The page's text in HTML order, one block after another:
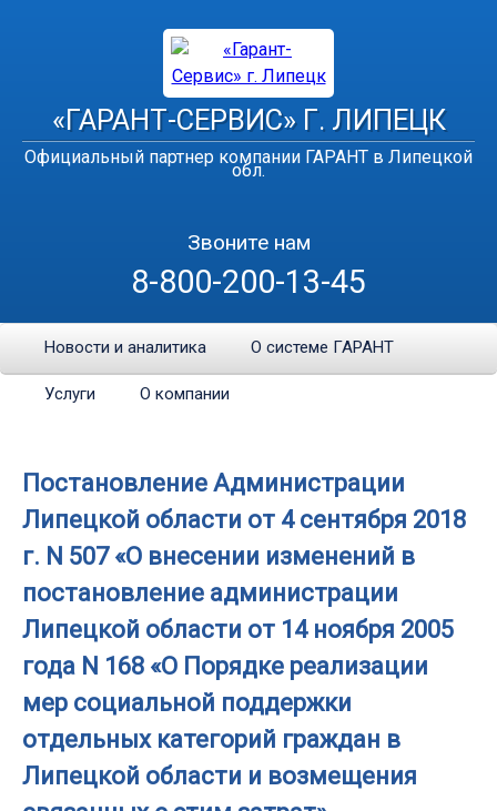
«ГАРАНТ-СЕРВИС» Г. ЛИПЕЦК
Официальный партнер компании ГАРАНТ в Липецкой
обл.
Звоните нам
8-800-200-13-45
Новости и аналитика О системе ГАРАНТ
Услуги О компании
Постановление Администрации
Липецкой области от 4 сентября 2018
г. N 507 «О внесении изменений в
постановление администрации
Липецкой области от 14 ноября 2005
года N 168 «О Порядке реализации
мер социальной поддержки
отдельных категорий граждан в
Липецкой области и возмещения